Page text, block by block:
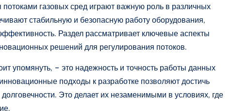
газовых сред играют важную роль в различных
стабильную и безопасную работу оборудования,
Раздел рассматривает ключевые аспекты
решений для регулирования потоков.
упомянуть, – это надежность и точность работы данных
подходы к разработке позволяют достичь
Это делает их незаменимыми в условиях, где